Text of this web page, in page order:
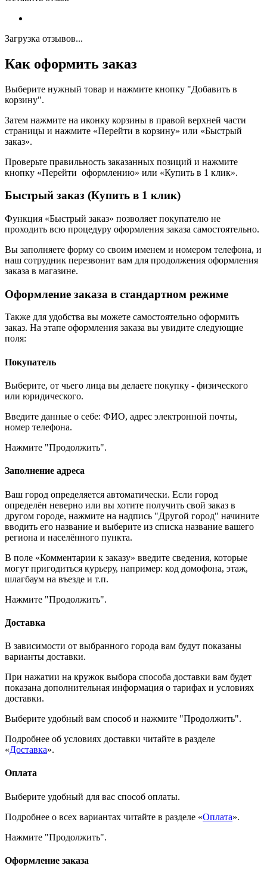
Загрузка отзывов...
Как оформить заказ
Выберите нужный товар и нажмите кнопку "Добавить в
корзину".
Затем нажмите на иконку корзины в правой верхней части
страницы и нажмите «Перейти в корзину» или «Быстрый
заказ».
Проверьте правильность заказанных позиций и нажмите
кнопку «Перейти оформлению» или «Купить в 1 клик».
Быстрый заказ (Купить в 1 клик)
Функция «Быстрый заказ» позволяет покупателю не
проходить всю процедуру оформления заказа самостоятельно.
Вы заполняете форму со своим именем и номером телефона, и
наш сотрудник перезвонит вам для продолжения оформления
заказа в магазине.
Оформление заказа в стандартном режиме
Также для удобства вы можете самостоятельно оформить
заказ. На этапе оформления заказа вы увидите следующие
поля:
Покупатель
Выберите, от чьего лица вы делаете покупку - физического
или юридического.
Введите данные о себе: ФИО, адрес электронной почты,
номер телефона.
Нажмите "Продолжить".
Заполнение адреса
Ваш город определяется автоматически. Если город
определён неверно или вы хотите получить свой заказ в
другом городе, нажмите на надпись "Другой город" начините
вводить его название и выберите из списка название вашего
региона и населённого пункта.
В поле «Комментарии к заказу» введите сведения, которые
могут пригодиться курьеру, например: код домофона, этаж,
шлагбаум на въезде и т.п.
Нажмите "Продолжить".
Доставка
В зависимости от выбранного города вам будут показаны
варианты доставки.
При нажатии на кружок выбора способа доставки вам будет
показана дополнительная информация о тарифах и условиях
доставки.
Выберите удобный вам способ и нажмите "Продолжить".
Подробнее об условиях доставки читайте в разделе
«Доставка».
Оплата
Выберите удобный для вас способ оплаты.
Подробнее о всех вариантах читайте в разделе «Оплата».
Нажмите "Продолжить".
Оформление заказа